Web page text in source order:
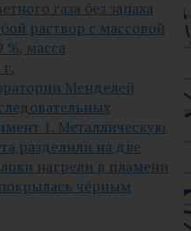
газа без запаха
раствор с массовой
масса
Менделей
1. Металлическую
разделили на две
нагрели в пламени
чёрным